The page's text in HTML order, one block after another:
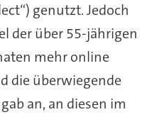
genutzt. Jedoch
der über 55-jährigen
mehr online
die überwiegende
an, an diesen im